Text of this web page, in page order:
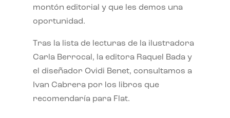
montón editorial y que les demos una
oportunidad.
Tras la lista de lecturas de la ilustradora
Carla Berrocal, la editora Raquel Bada y
el diseñador Ovidi Benet, consultamos a
Ivan Cabrera por los libros que
recomendaría para Flat.